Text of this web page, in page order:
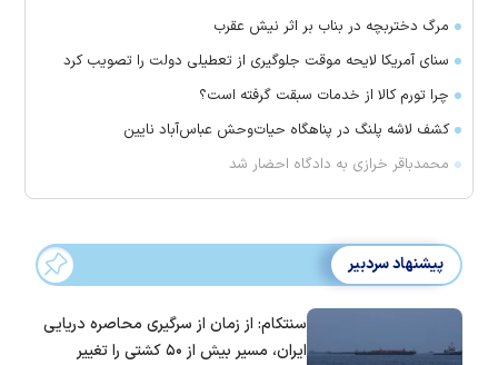
مرگ دختربچه در بناب بر اثر نیش عقرب
سنای آمریکا لایحه موقت جلوگیری از تعطیلی دولت را تصویب کرد
چرا تورم کالا از خدمات سبقت گرفته است؟
کشف لاشه پلنگ در پناهگاه حیات‌وحش عباس‌آباد نایین
محمدباقر خرازی به دادگاه احضار شد
پیشنهاد سردبیر
سنتکام: از زمان از سرگیری محاصره دریایی
ایران، مسیر بیش از ۵۰ کشتی را تغییر